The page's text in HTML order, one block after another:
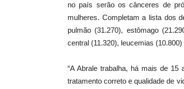
no país serão os cânceres de
mulheres. Completam a lista dos
pulmão (31.270), estômago
central (11.320), leucemias
“A Abrale trabalha, há mais de
tratamento correto e qualidade de